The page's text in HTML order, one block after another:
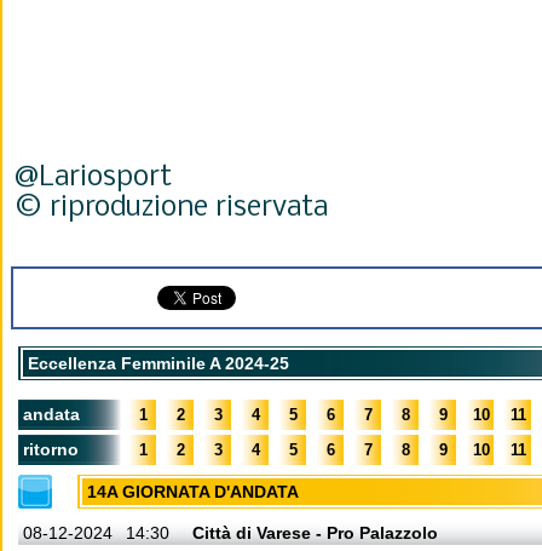
@Lariosport
© riproduzione riservata
Eccellenza Femminile A 2024-25
andata 1 2 3 4 5 6 7 8 9 10 11
ritorno 1 2 3 4 5 6 7 8 9 10 11
14A GIORNATA D'ANDATA
08-12-2024 14:30
Città di Varese - Pro Palazzolo